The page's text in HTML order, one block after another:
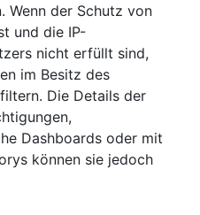
Wenn der Schutz von
und die IP-
nicht erfüllt sind,
im Besitz des
Die Details der
Dashboards oder mit
können sie jedoch